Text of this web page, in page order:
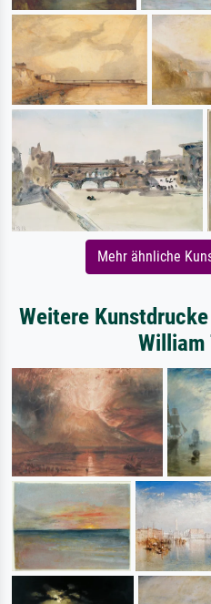
Mehr ähnliche
Weitere
William